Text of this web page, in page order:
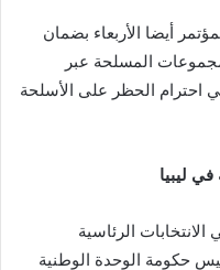
أيضا الأربعاء بضمان
المسلحة عبر
احترام الحظر على الأسلحة
في ليبيا
الرئاسية
أكد رئيس حكومة الوحدة الوطنية